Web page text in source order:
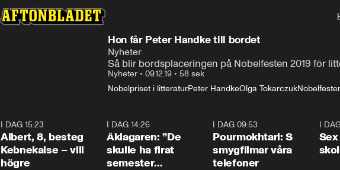
Hon får Peter Handke till bordet
Nyheter
Så blir bordsplaceringen på Nobelfesten 2019 för
Nyheter • 09.12.19 • 58 sek
Nobelpriset i litteraturPeter HandkeOlga Tokarczuk
I DAG 15:23
Albert, 8, besteg
Kebnekaise – vill
högre
I DAG 14:26
Åklagaren: ”De
skulle ha firat
semester
I DAG 09:53
Pourmokhtari: S
smygfilmar våra
telefoner
I